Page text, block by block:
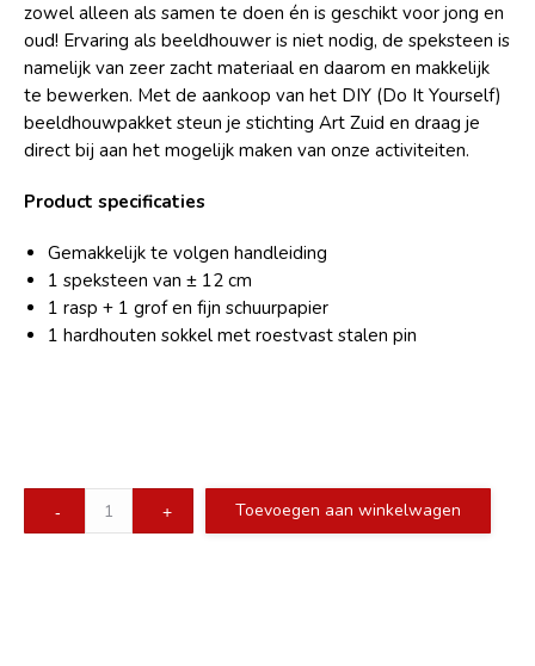
zowel alleen als samen te doen én is geschikt voor jong en
oud! Ervaring als beeldhouwer is niet nodig, de speksteen is
namelijk van zeer zacht materiaal en daarom en makkelijk
te bewerken. Met de aankoop van het DIY (Do It Yourself)
beeldhouwpakket steun je stichting Art Zuid en draag je
direct bij aan het mogelijk maken van onze activiteiten.
Product specificaties
Gemakkelijk te volgen handleiding
1 speksteen van ± 12 cm
1 rasp + 1 grof en fijn schuurpapier
1 hardhouten sokkel met roestvast stalen pin
Beeldhouwpakket
Toevoegen aan winkelwagen